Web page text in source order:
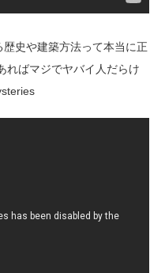
史や建築方法って本当に正
ればマジでヤバイ人だらけ